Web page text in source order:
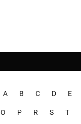
A B C D E
O P R S T